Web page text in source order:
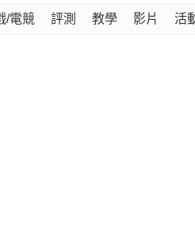
/電競 評測 教學 影片 活